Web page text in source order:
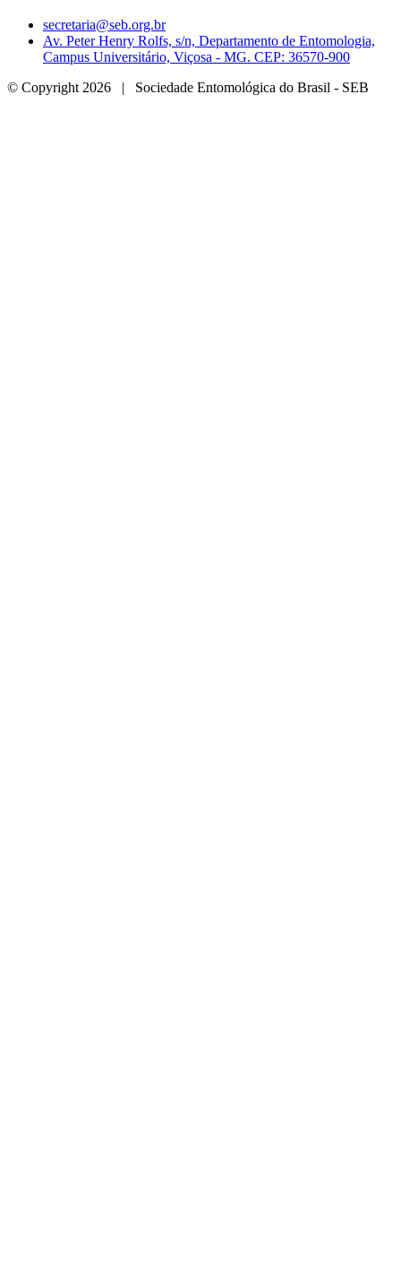
secretaria@seb.org.br
Av. Peter Henry Rolfs, s/n, Departamento de Entomologia,
Campus Universitário, Viçosa - MG. CEP: 36570-900
© Copyright 2026 | Sociedade Entomológica do Brasil - SEB